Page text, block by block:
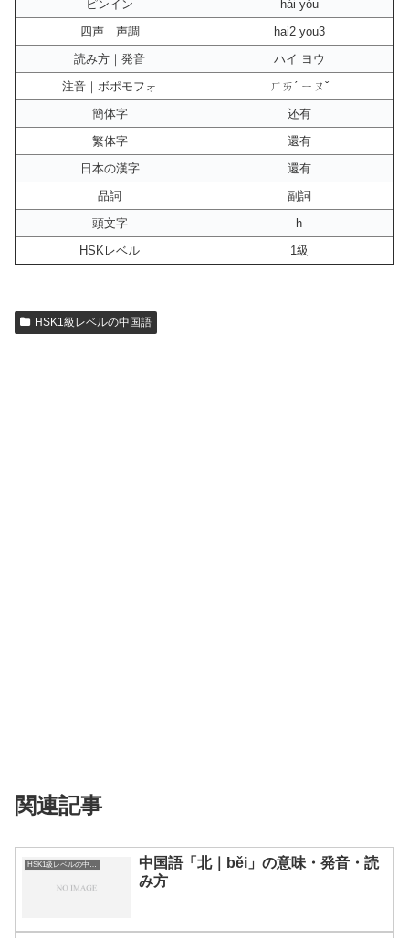
ピンイン
hái yǒu
四声｜声調
hai2 you3
読み方｜発音
ハイ ヨウ
注音｜ボポモフォ
ㄏㄞˊ ㄧㄡˇ
簡体字
还有
繁体字
還有
日本の漢字
還有
品詞
副詞
頭文字
h
HSKレベル
1級
HSK1級レベルの中国語
関連記事
中国語「北｜běi」の意味・発音・読
み方